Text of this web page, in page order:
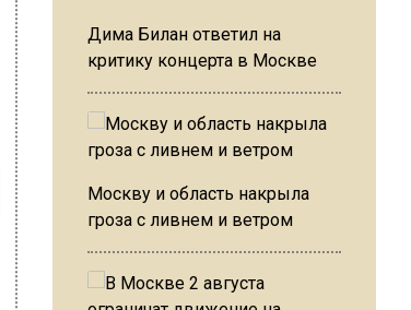
Дима Билан ответил на
критику концерта в Москве
Москву и область накрыла
гроза с ливнем и ветром